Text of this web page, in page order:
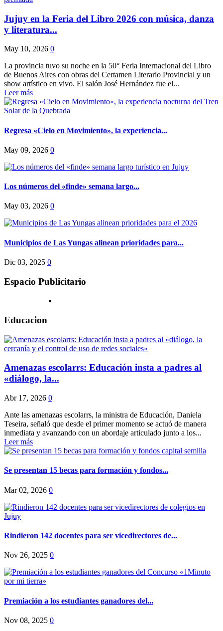
Jujuy en la Feria del Libro 2026 con música, danza
y literatura...
May 10, 2026 0
La provincia tuvo su noche en la 50° Feria Internacional del Libro
de Buenos Aires con obras del Certamen Literario Provincial y un
show artístico en vivo. El salón José Hernández fue el...
Leer más
Regresa «Cielo en Movimiento», la experiencia...
May 09, 2026 0
Los números del «finde» semana largo...
May 03, 2026 0
Municipios de Las Yungas alinean prioridades para...
Dic 03, 2025 0
Espacio Publicitario
Educacion
Amenazas escolarrs: Educación insta a padres al
«diálogo, la...
Abr 17, 2026 0
Ante las amenazas escolarrs, la ministra de Educación, Daniela
Teseira, señaló que desde el primer momento se actuó de manera
inmediata y avanzando con un abordaje articulado junto a los...
Leer más
Se presentan 15 becas para formación y fondos...
Mar 02, 2026 0
Rindieron 142 docentes para ser vicedirectores de...
Nov 26, 2025 0
Premiación a los estudiantes ganadores del...
Nov 08, 2025 0